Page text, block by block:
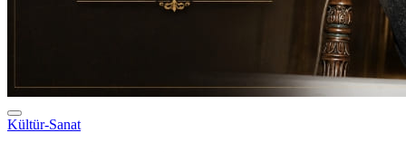
Ahmed Yesevi – Dr. Münir Derman